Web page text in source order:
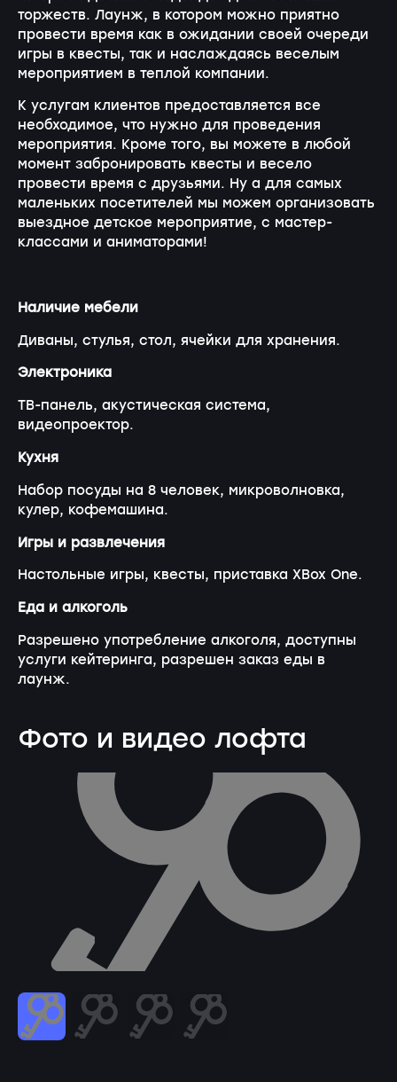
торжеств. Лаунж, в котором можно приятно
провести время как в ожидании своей очереди
игры в квесты, так и наслаждаясь веселым
мероприятием в теплой компании.
К услугам клиентов предоставляется все
необходимое, что нужно для проведения
мероприятия. Кроме того, вы можете в любой
момент забронировать квесты и весело
провести время с друзьями. Ну а для самых
маленьких посетителей мы можем организовать
выездное детское мероприятие, с мастер-
классами и аниматорами!
Наличие мебели
Диваны, стулья, стол, ячейки для хранения.
Электроника
ТВ-панель, акустическая система,
видеопроектор.
Кухня
Набор посуды на 8 человек, микроволновка,
кулер, кофемашина.
Игры и развлечения
Настольные игры, квесты, приставка XBox One.
Еда и алкоголь
Разрешено употребление алкоголя, доступны
услуги кейтеринга, разрешен заказ еды в
лаунж.
Фото и видео лофта